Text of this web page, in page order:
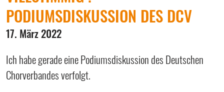
PODIUMSDISKUSSION DES DCV
17. März 2022
Ich habe gerade eine Podiumsdiskussion des Deutschen
Chorverbandes verfolgt.